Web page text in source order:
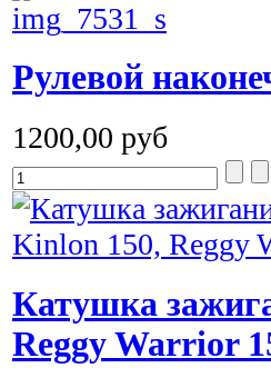
Рулевой
1200,00 руб
Катушка
Reggy Warrior